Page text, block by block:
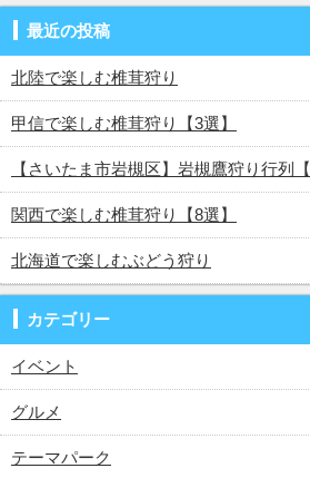
最近の投稿
北陸で楽しむ椎茸狩り
甲信で楽しむ椎茸狩り【3選】
【さいたま市岩槻区】岩槻鷹狩り行列
関西で楽しむ椎茸狩り【8選】
北海道で楽しむぶどう狩り
カテゴリー
イベント
グルメ
テーマパーク